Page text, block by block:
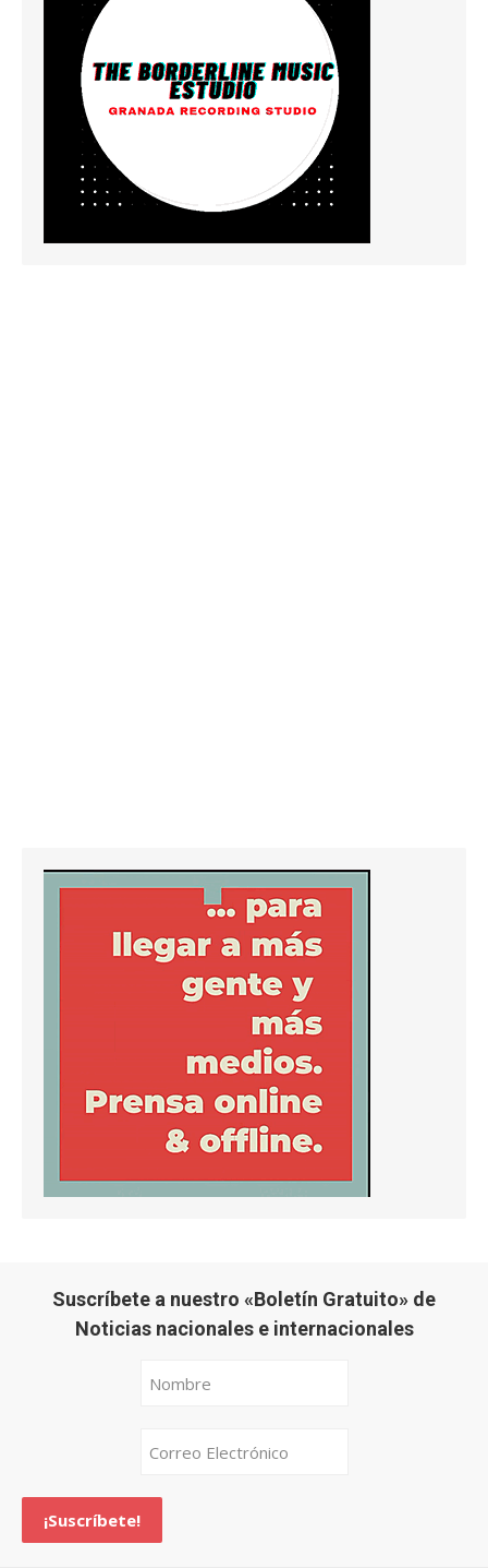
Suscríbete a nuestro «Boletín Gratuito» de
Noticias nacionales e internacionales